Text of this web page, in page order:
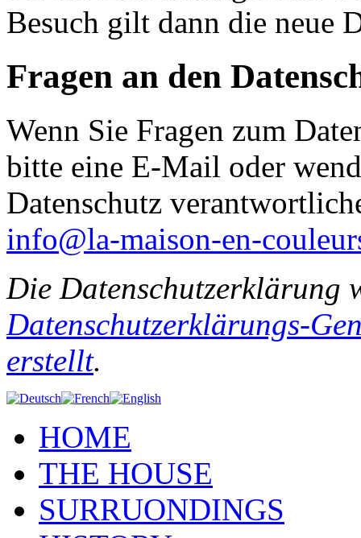
Besuch gilt dann die neue
Fragen an den
Wenn Sie Fragen zum
bitte eine E-Mail oder
Datenschutz
info@la-maison-en-
Die Datenschutzerklärung
Datenschutzerklärungs-
erstellt.
HOME
THE HOUSE
SURRUONDINGS